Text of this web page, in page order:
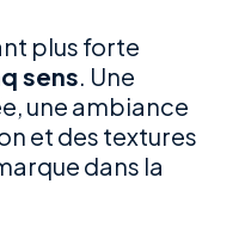
plus forte
sens. Une
une ambiance
et des textures
dans la